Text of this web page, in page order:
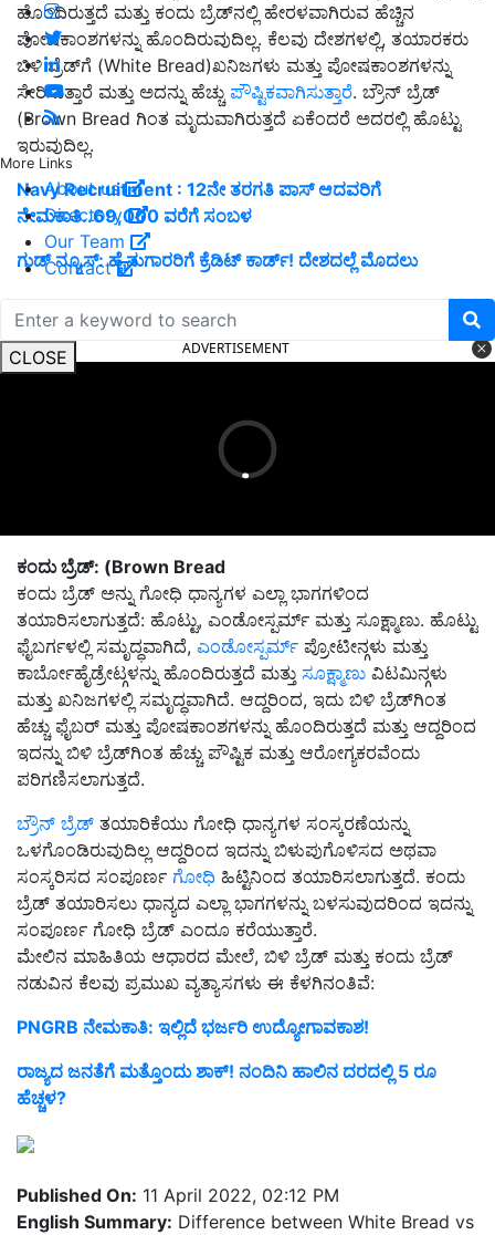
More Links
About us
Directory
Our Team
Contact
CLOSE
ಹೊಂದಿರುತ್ತದೆ ಮತ್ತು ಕಂದು ಬ್ರೆಡ್‌ನಲ್ಲಿ ಹೇರಳವಾಗಿರುವ ಹೆಚ್ಚಿನ
ಪೋಷಕಾಂಶಗಳನ್ನು ಹೊಂದಿರುವುದಿಲ್ಲ. ಕೆಲವು ದೇಶಗಳಲ್ಲಿ, ತಯಾರಕರು
ಬಿಳಿ ಬ್ರೆಡ್‌ಗೆ (White Bread)ಖನಿಜಗಳು ಮತ್ತು ಪೋಷಕಾಂಶಗಳನ್ನು
ಸೇರಿಸುತ್ತಾರೆ ಮತ್ತು ಅದನ್ನು ಹೆಚ್ಚು ಪೌಷ್ಟಿಕವಾಗಿಸುತ್ತಾರೆ. ಬ್ರೌನ್ ಬ್ರೆಡ್
(Brown Bread ಗಿಂತ ಮೃದುವಾಗಿರುತ್ತದೆ ಏಕೆಂದರೆ ಅದರಲ್ಲಿ ಹೊಟ್ಟು
ಇರುವುದಿಲ್ಲ.
Navy Recruitment : 12ನೇ ತರಗತಿ ಪಾಸ್ ಆದವರಿಗೆ
ನೇಮಕಾತಿ..69,000 ವರೆಗೆ ಸಂಬಳ
ಗುಡ್‌ ನ್ಯೂಸ್‌: ಹೈನುಗಾರರಿಗೆ ಕ್ರೆಡಿಟ್‌ ಕಾರ್ಡ್‌! ದೇಶದಲ್ಲೆ ಮೊದಲು
ADVERTISEMENT
ಕಂದು ಬ್ರೆಡ್: (Brown Bread
ಕಂದು ಬ್ರೆಡ್ ಅನ್ನು ಗೋಧಿ ಧಾನ್ಯಗಳ ಎಲ್ಲಾ ಭಾಗಗಳಿಂದ
ತಯಾರಿಸಲಾಗುತ್ತದೆ: ಹೊಟ್ಟು, ಎಂಡೋಸ್ಪರ್ಮ್ ಮತ್ತು ಸೂಕ್ಷ್ಮಾಣು. ಹೊಟ್ಟು
ಫೈಬರ್ಗಳಲ್ಲಿ ಸಮೃದ್ಧವಾಗಿದೆ, ಎಂಡೋಸ್ಪರ್ಮ್ ಪ್ರೋಟೀನ್ಗಳು ಮತ್ತು
ಕಾರ್ಬೋಹೈಡ್ರೇಟ್ಗಳನ್ನು ಹೊಂದಿರುತ್ತದೆ ಮತ್ತು ಸೂಕ್ಷ್ಮಾಣು ವಿಟಮಿನ್ಗಳು
ಮತ್ತು ಖನಿಜಗಳಲ್ಲಿ ಸಮೃದ್ಧವಾಗಿದೆ. ಆದ್ದರಿಂದ, ಇದು ಬಿಳಿ ಬ್ರೆಡ್‌ಗಿಂತ
ಹೆಚ್ಚು ಫೈಬರ್ ಮತ್ತು ಪೋಷಕಾಂಶಗಳನ್ನು ಹೊಂದಿರುತ್ತದೆ ಮತ್ತು ಆದ್ದರಿಂದ
ಇದನ್ನು ಬಿಳಿ ಬ್ರೆಡ್‌ಗಿಂತ ಹೆಚ್ಚು ಪೌಷ್ಟಿಕ ಮತ್ತು ಆರೋಗ್ಯಕರವೆಂದು
ಪರಿಗಣಿಸಲಾಗುತ್ತದೆ.
ಬ್ರೌನ್ ಬ್ರೆಡ್ ತಯಾರಿಕೆಯು ಗೋಧಿ ಧಾನ್ಯಗಳ ಸಂಸ್ಕರಣೆಯನ್ನು
ಒಳಗೊಂಡಿರುವುದಿಲ್ಲ ಆದ್ದರಿಂದ ಇದನ್ನು ಬಿಳುಪುಗೊಳಿಸದ ಅಥವಾ
ಸಂಸ್ಕರಿಸದ ಸಂಪೂರ್ಣ ಗೋಧಿ ಹಿಟ್ಟಿನಿಂದ ತಯಾರಿಸಲಾಗುತ್ತದೆ. ಕಂದು
ಬ್ರೆಡ್ ತಯಾರಿಸಲು ಧಾನ್ಯದ ಎಲ್ಲಾ ಭಾಗಗಳನ್ನು ಬಳಸುವುದರಿಂದ ಇದನ್ನು
ಸಂಪೂರ್ಣ ಗೋಧಿ ಬ್ರೆಡ್ ಎಂದೂ ಕರೆಯುತ್ತಾರೆ.
ಮೇಲಿನ ಮಾಹಿತಿಯ ಆಧಾರದ ಮೇಲೆ, ಬಿಳಿ ಬ್ರೆಡ್ ಮತ್ತು ಕಂದು ಬ್ರೆಡ್
ನಡುವಿನ ಕೆಲವು ಪ್ರಮುಖ ವ್ಯತ್ಯಾಸಗಳು ಈ ಕೆಳಗಿನಂತಿವೆ:
PNGRB ನೇಮಕಾತಿ: ಇಲ್ಲಿದೆ ಭರ್ಜರಿ ಉದ್ಯೋಗಾವಕಾಶ!
ರಾಜ್ಯದ ಜನತೆಗೆ ಮತ್ತೊಂದು ಶಾಕ್! ನಂದಿನಿ ಹಾಲಿನ ದರದಲ್ಲಿ 5 ರೂ
ಹೆಚ್ಚಳ?
Published On: 11 April 2022, 02:12 PM
English Summary: Difference between White Bread vs